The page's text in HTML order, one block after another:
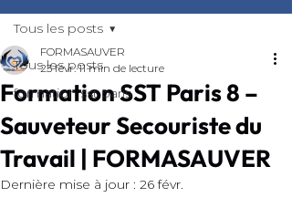
Tous les posts
formation sst paris
Tous les posts
Formation SST Paris 8 –
Sauveteur Secouriste du
Travail | FORMASAUVER
FORMASAUVER
23 févr. 11 min de lecture
Dernière mise à jour : 26 févr.